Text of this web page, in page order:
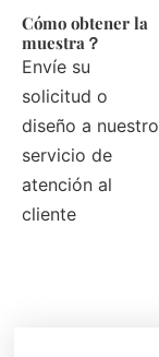
Cómo obtener la
muestra？
Envíe su
solicitud o
diseño a nuestro
servicio de
atención al
cliente